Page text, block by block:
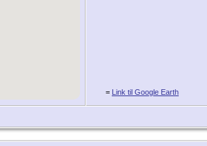
= Link til Google Earth